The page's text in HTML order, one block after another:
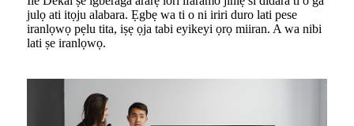
julọ ati itọju alabara. Ẹgbẹ wa ti o ni iriri duro lati pese
iranlọwọ pẹlu tita, iṣẹ ọja tabi eyikeyi ọrọ miiran. A wa nibi
lati ṣe iranlọwọ.